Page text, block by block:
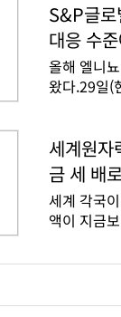
국이 기존
비교해 큰
기후변화
다.'ESG 전
와 관련해
용을 담았
백서, 2024
경정보 플
진행했다.
책을 마련
S&P글
대응 수
올해 엘니
왔다.29일(
등급에 미
태평양 일
5개월 이
지되면 이
엘니뇨가
염, 가뭄,
복되는 사
세계원
금 세 배
세계 각국
액이 지금
계 저탄소
계 각국의